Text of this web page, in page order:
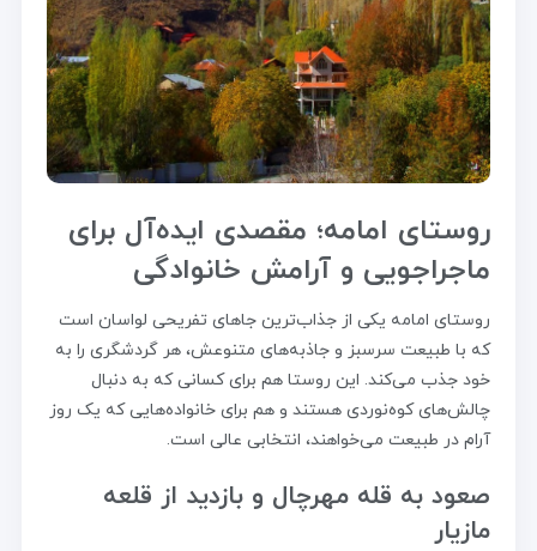
روستای امامه؛ مقصدی ایده‌آل برای
ماجراجویی و آرامش خانوادگی
روستای امامه یکی از جذاب‌ترین جاهای تفریحی لواسان است
که با طبیعت سرسبز و جاذبه‌های متنوعش، هر گردشگری را به
خود جذب می‌کند. این روستا هم برای کسانی که به دنبال
چالش‌های کوه‌نوردی هستند و هم برای خانواده‌هایی که یک روز
آرام در طبیعت می‌خواهند، انتخابی عالی است.
صعود به قله مهرچال و بازدید از قلعه
مازیار